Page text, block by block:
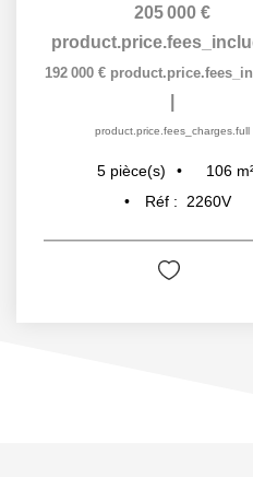
205 000 €
192 000 €
product.price.fees_charges.full
5 pièce(s) 106
Réf :
2260V